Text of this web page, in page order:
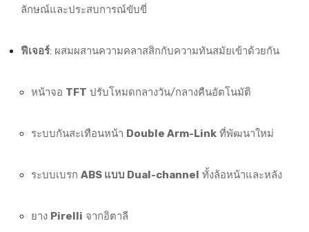
ลักษณ์และประสบการณ์ขับขี่
ฟีเจอร์: ผสมผสานความคลาสสิกกับความทันสมัยเข้าด้วยกัน
หน้าจอ TFT ปรับโหมดกลางวัน/กลางคืนอัตโนมัติ
ระบบกันสะเทือนหน้า Double Arm-Link ที่พัฒนาใหม่
ระบบเบรก ABS แบบ Dual-channel ทั้งล้อหน้าและหลัง
ยาง Pirelli จากอิตาลี